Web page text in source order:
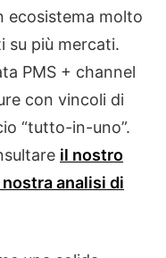
ecosistema molto
su più mercati.
PMS + channel
con vincoli di
“tutto-in-uno”.
il nostro
nostra analisi di